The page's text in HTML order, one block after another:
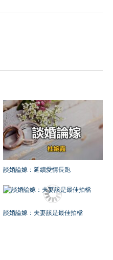
談婚論嫁：延續愛情長跑
談婚論嫁：夫妻該是最佳拍檔